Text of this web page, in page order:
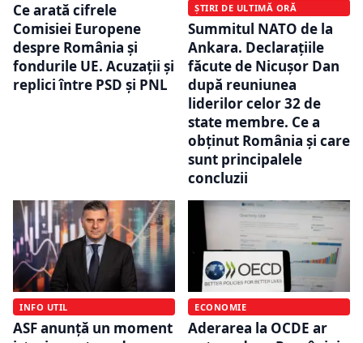
Ce arată cifrele
Comisiei Europene
despre România și
fondurile UE. Acuzații și
replici între PSD și PNL
ȘTIRI DE ULTIMĂ ORĂ
Summitul NATO de la
Ankara. Declarațiile
făcute de Nicușor Dan
după reuniunea
liderilor celor 32 de
state membre. Ce a
obținut România și care
sunt principalele
concluzii
INFO UTIL
ASF anunță un moment
ECONOMIE
Aderarea la OCDE ar